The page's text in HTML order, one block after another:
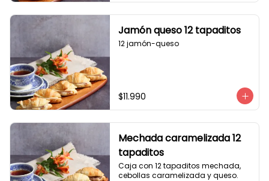
Jamón queso 12 tapaditos
12 jamón-queso
$11.990
Mechada caramelizada 12
tapaditos
Caja con 12 tapaditos mechada,
cebollas caramelizada y queso.